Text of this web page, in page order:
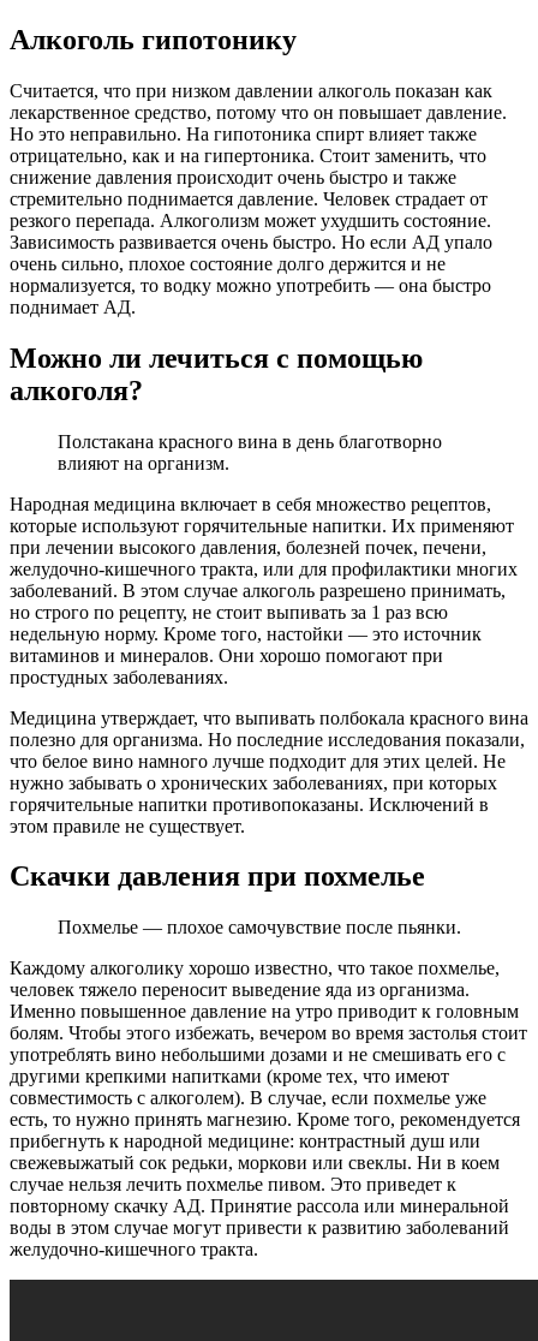
Алкоголь гипотонику
Считается, что при низком давлении алкоголь показан как
лекарственное средство, потому что он повышает давление.
Но это неправильно. На гипотоника спирт влияет также
отрицательно, как и на гипертоника. Стоит заменить, что
снижение давления происходит очень быстро и также
стремительно поднимается давление. Человек страдает от
резкого перепада. Алкоголизм может ухудшить состояние.
Зависимость развивается очень быстро. Но если АД упало
очень сильно, плохое состояние долго держится и не
нормализуется, то водку можно употребить — она быстро
поднимает АД.
Можно ли лечиться с помощью
алкоголя?
Полстакана красного вина в день благотворно
влияют на организм.
Народная медицина включает в себя множество рецептов,
которые используют горячительные напитки. Их применяют
при лечении высокого давления, болезней почек, печени,
желудочно-кишечного тракта, или для профилактики многих
заболеваний. В этом случае алкоголь разрешено принимать,
но строго по рецепту, не стоит выпивать за 1 раз всю
недельную норму. Кроме того, настойки — это источник
витаминов и минералов. Они хорошо помогают при
простудных заболеваниях.
Медицина утверждает, что выпивать полбокала красного вина
полезно для организма. Но последние исследования показали,
что белое вино намного лучше подходит для этих целей. Не
нужно забывать о хронических заболеваниях, при которых
горячительные напитки противопоказаны. Исключений в
этом правиле не существует.
Скачки давления при похмелье
Похмелье — плохое самочувствие после пьянки.
Каждому алкоголику хорошо известно, что такое похмелье,
человек тяжело переносит выведение яда из организма.
Именно повышенное давление на утро приводит к головным
болям. Чтобы этого избежать, вечером во время застолья стоит
употреблять вино небольшими дозами и не смешивать его с
другими крепкими напитками (кроме тех, что имеют
совместимость с алкоголем). В случае, если похмелье уже
есть, то нужно принять магнезию. Кроме того, рекомендуется
прибегнуть к народной медицине: контрастный душ или
свежевыжатый сок редьки, моркови или свеклы. Ни в коем
случае нельзя лечить похмелье пивом. Это приведет к
повторному скачку АД. Принятие рассола или минеральной
воды в этом случае могут привести к развитию заболеваний
желудочно-кишечного тракта.